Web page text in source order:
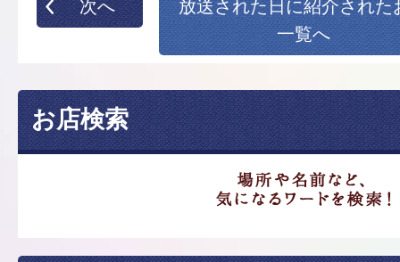
次へ
放送された日に紹介された
一覧へ
お店検索